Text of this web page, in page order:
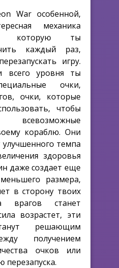
War особенной,
механика
которую ты
каждый раз,
игру.
всего уровня ты
очки,
очки, которые
чтобы
кораблю. Они
темпа
здоровья
даже создает еще
размера,
в сторону твоих
врагов станет
возрастет, эти
решающим
получением
очков или
перезапуска.